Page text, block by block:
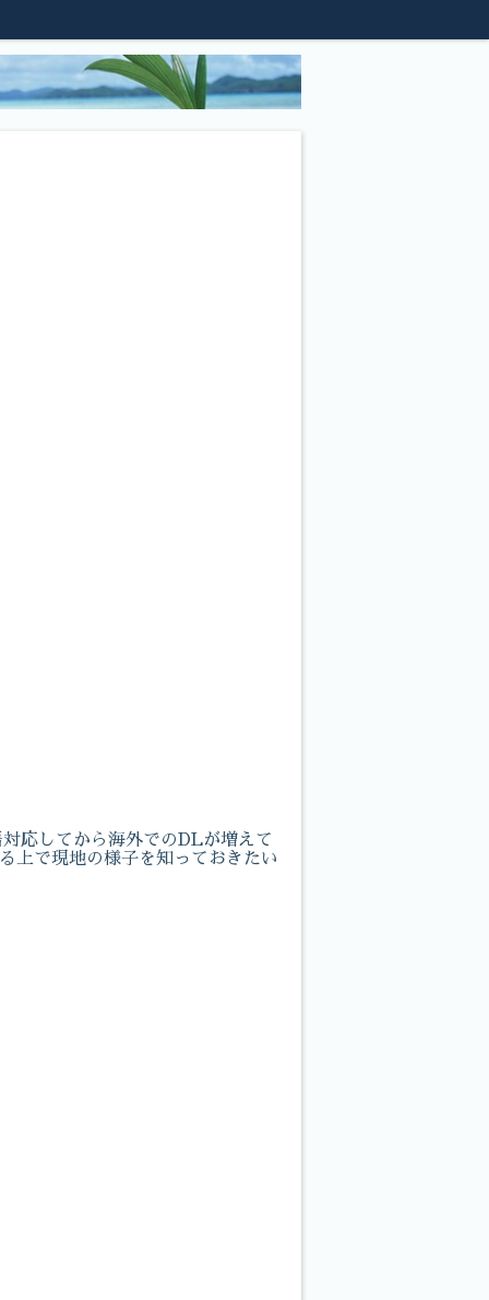
応してから海外でのDLが増えて
上で現地の様子を知っておきたい